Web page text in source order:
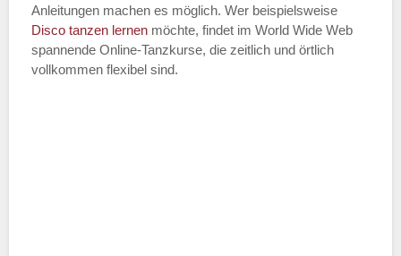
Anleitungen machen es möglich. Wer beispielsweise
Disco tanzen lernen möchte, findet im World Wide Web
spannende Online-Tanzkurse, die zeitlich und örtlich
vollkommen flexibel sind.